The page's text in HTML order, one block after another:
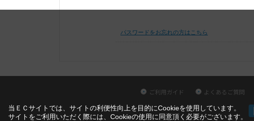
パスワードをお忘れの方はこちら
ご利用ガイド よくあるご質問
当ＥＣサイトでは、サイトの利便性向上を目的にCookieを使用しています。
サイトをご利用いただく際には、Cookieの使用に同意頂く必要がございます。